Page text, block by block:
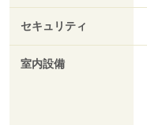
セキュリティ
室内設備